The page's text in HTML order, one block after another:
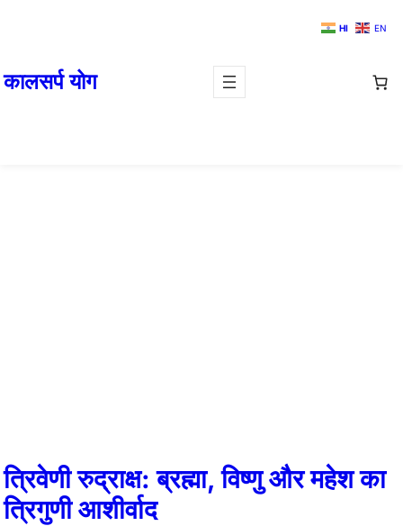
कालसर्प योग
त्रिवेणी रुद्राक्ष: ब्रह्मा, विष्णु और महेश का
त्रिगुणी आशीर्वाद
HI EN